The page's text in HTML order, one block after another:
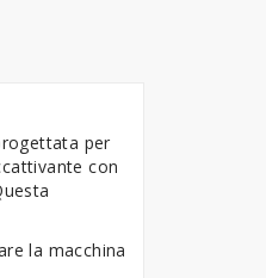
per
con
la macchina